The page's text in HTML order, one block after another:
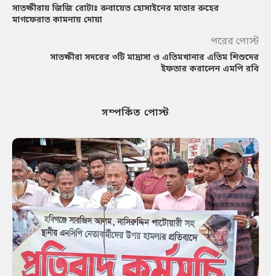
সাতক্ষীরায় জিজি রোটাঃ রুবায়েত হোসাইনের মাতার রুহের
মাগফেরাত কামনায় দোয়া
পরের পোস্ট
সাতক্ষীরা সদরের ৩টি মাদ্রাসা ও এতিমখানার এতিম শিশুদের
ইফতার করালেন এমপি রবি
সম্পর্কিত পোস্ট